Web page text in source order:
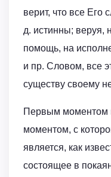
верит, что все Его
д. истинны; веруя,
помощь, на
и пр. Словом, все
существу своему
Первым моментом
моментом, с
является, как
состоящее в